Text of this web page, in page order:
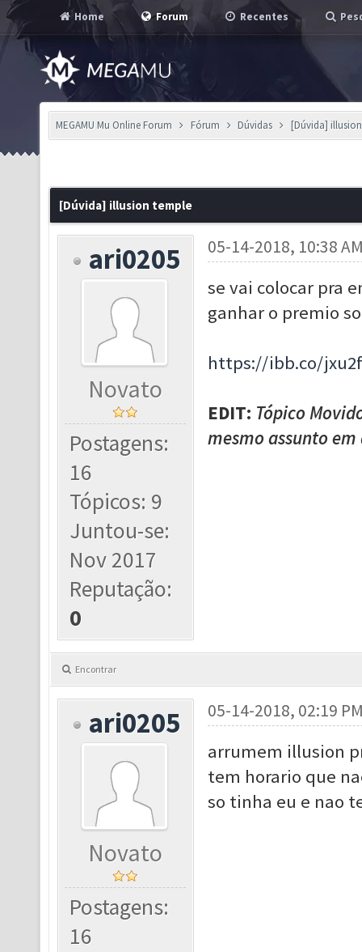
Home Forum Recentes
MEGAMU Mu Online Forum Fórum Dúvidas [Dúvida]
[Dúvida] illusion temple
ari0205
Novato
Postagens:
16
Tópicos: 9
Juntou-se:
Nov 2017
Reputação:
0
05-14-2018, 10:38
se vai colocar pra
ganhar o premio
https://ibb.co/
EDIT: Tópico
mesmo assunto
Encontrar
ari0205
Novato
Postagens:
16
05-14-2018, 02:19
arrumem illusion
tem horario que
so tinha eu e nao